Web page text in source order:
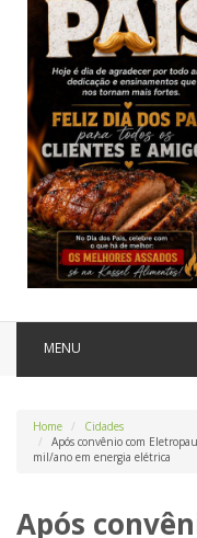
MENU
Home
Cidades
Após convênio com
mil/ano em energia elétrica
Após